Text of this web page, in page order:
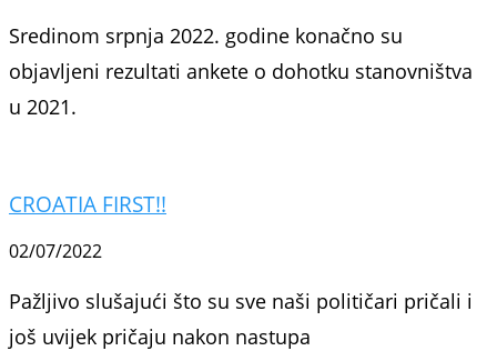
Sredinom srpnja 2022. godine konačno su
objavljeni rezultati ankete o dohotku stanovništva
u 2021.
CROATIA FIRST!!
02/07/2022
Pažljivo slušajući što su sve naši političari pričali i
još uvijek pričaju nakon nastupa